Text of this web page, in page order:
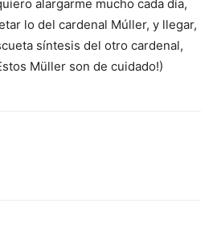
alargarme mucho cada día,
lo del cardenal Múller, y llegar,
síntesis del otro cardenal,
Müller son de cuidado!)